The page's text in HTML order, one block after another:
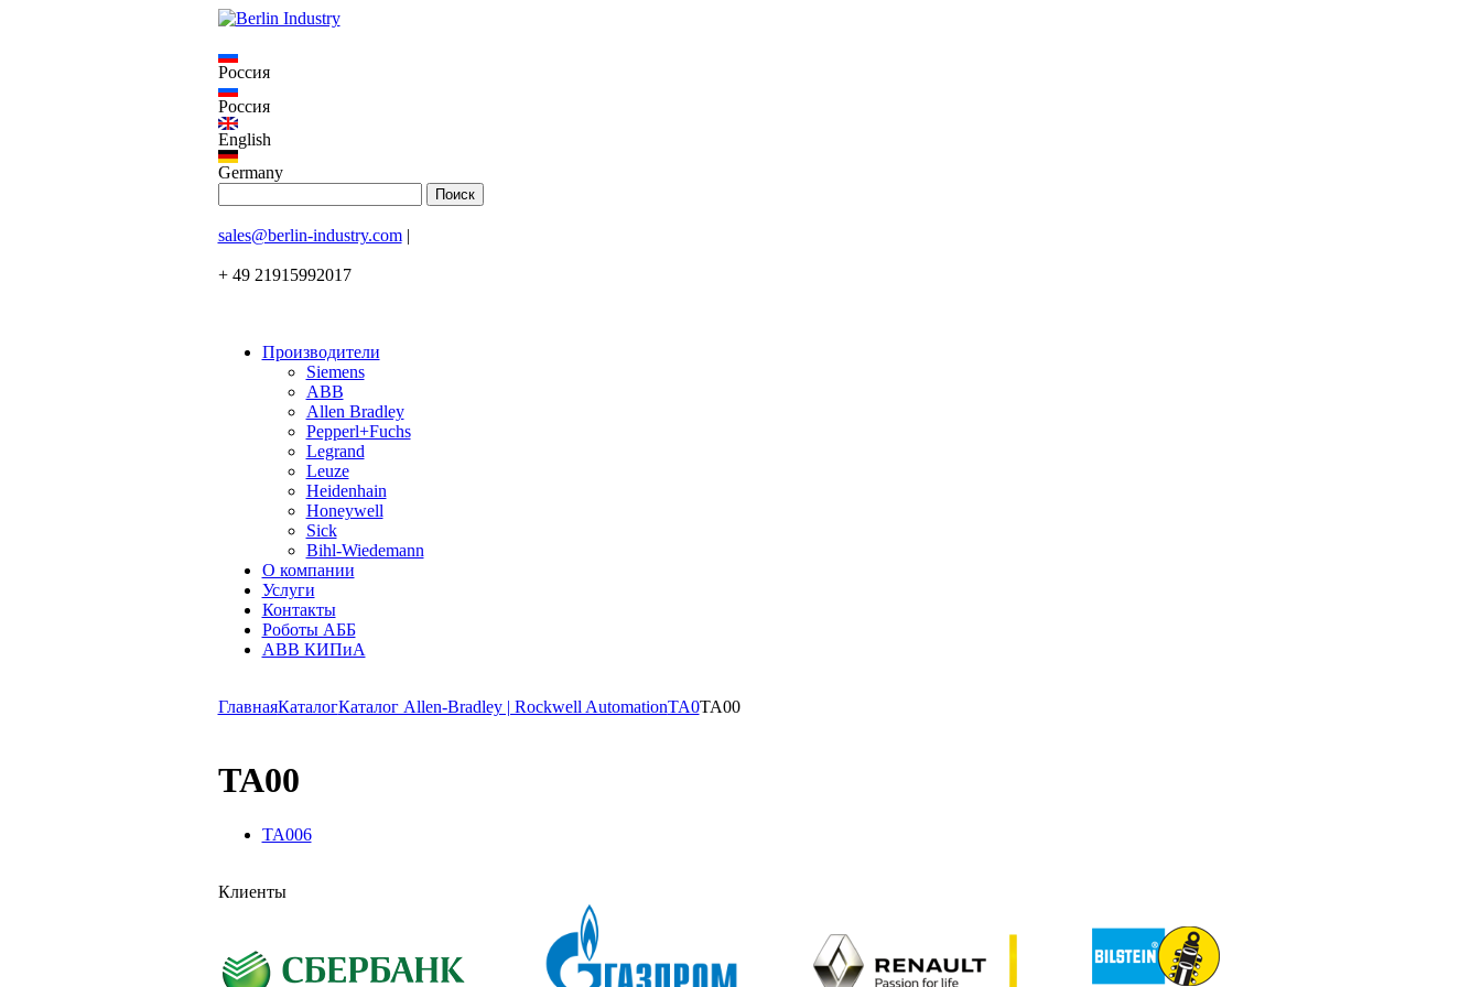
Россия
Россия
English
Germany
sales@berlin-industry.com|
+ 49 21915992017
Производители
Siemens
ABB
Allen Bradley
Pepperl+Fuchs
Legrand
Leuze
Heidenhain
Honeywell
Sick
Bihl-Wiedemann
О компании
Услуги
Контакты
Роботы АББ
ABB КИПиА
ГлавнаяКаталогКаталог Allen-Bradley | Rockwell AutomationTA0TA00
TA00
TA006
Клиенты